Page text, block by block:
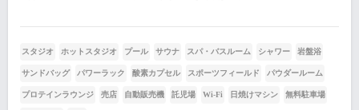
スタジオ ホットスタジオ プール サウナ スパ・バスルーム シャワー 岩盤浴
サンドバッグ パワーラック 酸素カプセル スポーツフィールド パウダールーム
プロテインラウンジ 売店 自動販売機 託児場 Wi-Fi 日焼けマシン 無料駐車場